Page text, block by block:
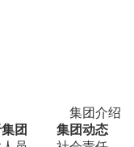
集团介绍
团
集团动态